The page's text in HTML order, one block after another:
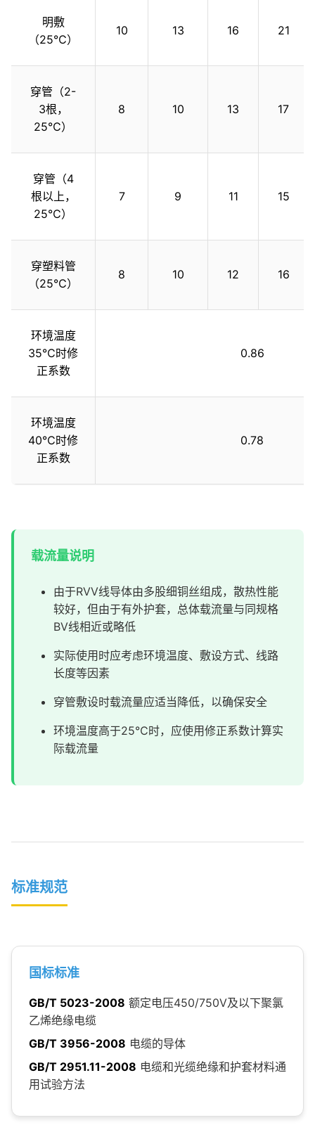
明敷
（25℃）
10 13 16 21
穿管（2-
3根，
25℃）
8 10 13 17
穿管（4
根以上，
25℃）
7 9 11 15
穿塑料管
（25℃）
8 10 12 16
环境温度
35℃时修
正系数
0.86
环境温度
40℃时修
正系数
0.78
载流量说明
由于RVV线导体由多股细铜丝组成，散热性能
较好，但由于有外护套，总体载流量与同规格
BV线相近或略低
实际使用时应考虑环境温度、敷设方式、线路
长度等因素
穿管敷设时载流量应适当降低，以确保安全
环境温度高于25℃时，应使用修正系数计算实
际载流量
标准规范
国标标准
GB/T 5023-2008 额定电压450/750V及以下聚氯
乙烯绝缘电缆
GB/T 3956-2008 电缆的导体
GB/T 2951.11-2008 电缆和光缆绝缘和护套材料通
用试验方法